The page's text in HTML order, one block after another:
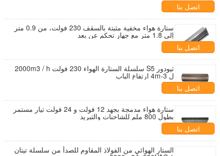
اتصل بنا
ستارة هواء مخفية مثبتة بالسقف 230 فولت، من 0.9 متر
إلى 1.8 متر مع جهاز تحكم عن بعد
اتصل بنا
ثيودور S5 سلسلة الستارة الهواء 230 فولت 2000m3 / h
ل 3-4m ارتفاع الباب
اتصل بنا
ستارة هواء مدمجة بجهد 12 فولت و 24 فولت تيار مستمر
بطول 800 ملم للشاحنات والتبريد
اتصل بنا
الستار الهوائي من الفولاذ المقاوم للصدأ من سلسلة تيتان